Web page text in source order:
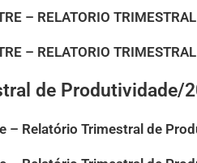
– RELATORIO
– RELATORIO
de Produtividade/
– Relatório Trimestral de